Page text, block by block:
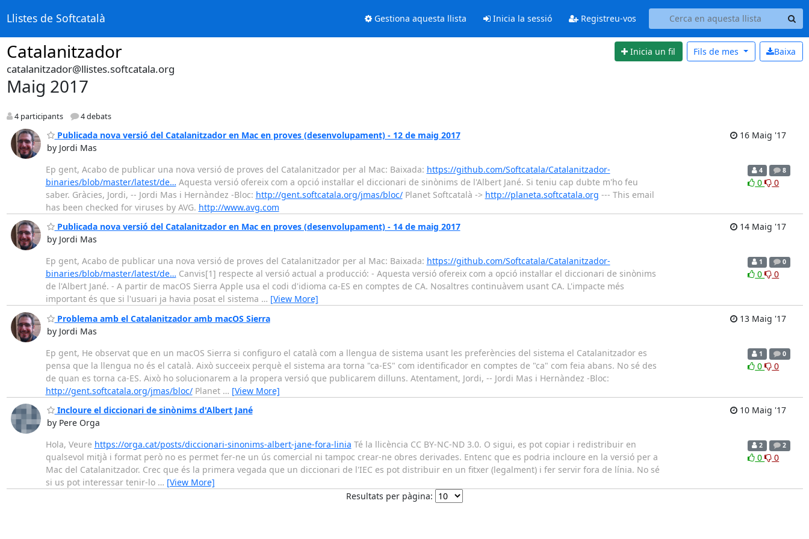
Llistes de Softcatalà Gestiona aquesta llista Inicia la sessió Registreu-vos
Catalanitzador Inicia un fil Baixa
Fils de mes
catalanitzador@llistes.softcatala.org
Maig 2017
4 participants 4 debats
Publicada nova versió del Catalanitzador en Mac en proves (desenvolupament) - 12 de maig 2017
by Jordi Mas
16 Maig '17
Ep gent, Acabo de publicar una nova versió de proves del Catalanitzador per al Mac: Baixada: https://github.com/Softcatala/Catalanitzador-
binaries/blob/master/latest/de… Aquesta versió ofereix com a opció instal·lar el diccionari de sinònims de l'Albert Jané. Si teniu cap dubte m'ho feu
saber. Gràcies, Jordi, -- Jordi Mas i Hernàndez -Bloc: http://gent.softcatala.org/jmas/bloc/Planet Softcatalà -> http://planeta.softcatala.org --- This email
has been checked for viruses by AVG. http://www.avg.com
4 8
0 0
Publicada nova versió del Catalanitzador en Mac en proves (desenvolupament) - 14 de maig 2017
by Jordi Mas
14 Maig '17
Ep gent, Acabo de publicar una nova versió de proves del Catalanitzador per al Mac: Baixada: https://github.com/Softcatala/Catalanitzador-
binaries/blob/master/latest/de… Canvis[1] respecte al versió actual a producció: - Aquesta versió ofereix com a opció instal·lar el diccionari de sinònims
de l'Albert Jané. - A partir de macOS Sierra Apple usa el codi d'idioma ca-ES en comptes de CA. Nosaltres continuàvem usant CA. L'impacte més
important és que si l'usuari ja havia posat el sistema … [View More]
1 0
0 0
Problema amb el Catalanitzador amb macOS Sierra
by Jordi Mas
13 Maig '17
Ep gent, He observat que en un macOS Sierra si configuro el català com a llengua de sistema usant les preferències del sistema el Catalanitzador es
pensa que la llengua no és el català. Això succeeix perquè el sistema ara torna "ca-ES" com identificador en comptes de "ca" com feia abans. No sé des
de quan es torna ca-ES. Això ho solucionarem a la propera versió que publicarem dilluns. Atentament, Jordi, -- Jordi Mas i Hernàndez -Bloc:
http://gent.softcatala.org/jmas/bloc/Planet … [View More]
1 0
0 0
Incloure el diccionari de sinònims d'Albert Jané
by Pere Orga
10 Maig '17
Hola, Veure https://orga.cat/posts/diccionari-sinonims-albert-jane-fora-linia Té la llicència CC BY-NC-ND 3.0. O sigui, es pot copiar i redistribuir en
qualsevol mitjà i format però no es permet fer-ne un ús comercial ni tampoc crear-ne obres derivades. Entenc que es podria incloure en la versió per a
Mac del Catalanitzador. Crec que és la primera vegada que un diccionari de l'IEC es pot distribuir en un fitxer (legalment) i fer servir fora de línia. No sé
si us pot interessar tenir-lo … [View More]
2 2
0 0
Resultats per pàgina: